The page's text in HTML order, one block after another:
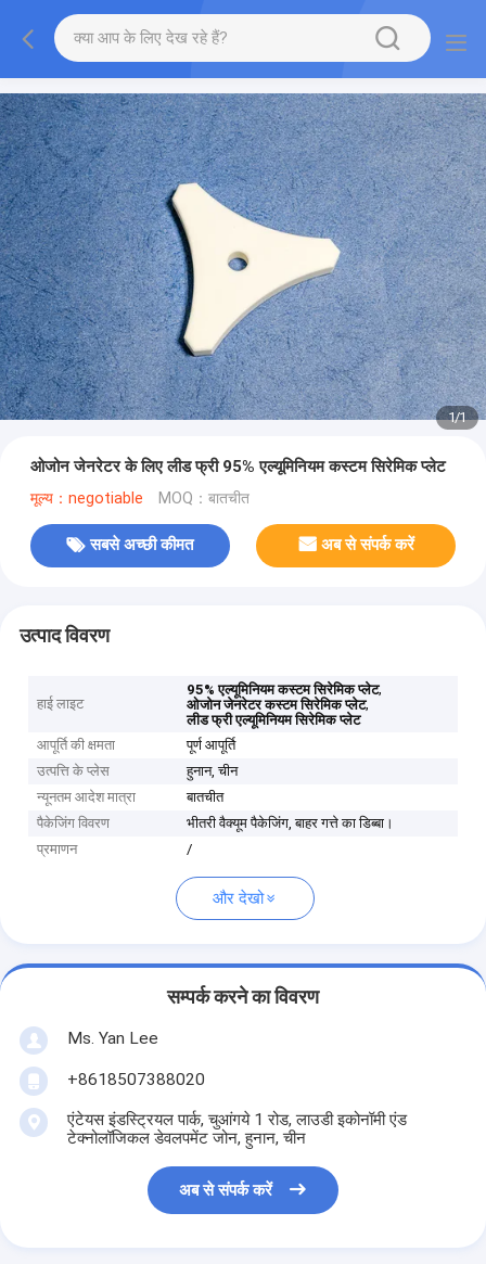
1/1
ओजोन जेनरेटर के लिए लीड फ्री 95% एल्यूमिनियम कस्टम सिरेमिक प्लेट
मूल्य：negotiable MOQ：बातचीत
सबसे अच्छी कीमत अब से संपर्क करें
उत्पाद विवरण
हाई लाइट
95% एल्यूमिनियम कस्टम सिरेमिक प्लेट,
ओजोन जेनरेटर कस्टम सिरेमिक प्लेट,
लीड फ्री एल्यूमिनियम सिरेमिक प्लेट
आपूर्ति की क्षमता
पूर्ण आपूर्ति
उत्पत्ति के प्लेस
हुनान, चीन
न्यूनतम आदेश मात्रा
बातचीत
पैकेजिंग विवरण
भीतरी वैक्यूम पैकेजिंग, बाहर गत्ते का डिब्बा।
प्रमाणन
/
और देखो
सम्पर्क करने का विवरण
Ms. Yan Lee
+8618507388020
एंटेयस इंडस्ट्रियल पार्क, चुआंगये 1 रोड, लाउडी इकोनॉमी एंड
टेक्नोलॉजिकल डेवलपमेंट जोन, हुनान, चीन
अब से संपर्क करें